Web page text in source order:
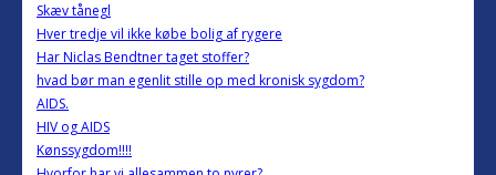
Skæv tånegl
Hver tredje vil ikke købe bolig af rygere
Har Niclas Bendtner taget stoffer?
hvad bør man egenlit stille op med kronisk sygdom?
AIDS.
HIV og AIDS
Kønssygdom!!!!